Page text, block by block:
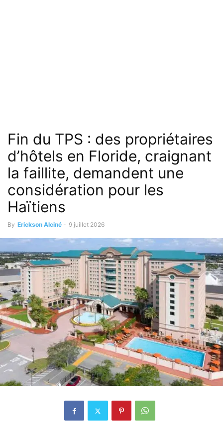
Fin du TPS : des propriétaires
d’hôtels en Floride, craignant
la faillite, demandent une
considération pour les
Haïtiens
By Erickson Alciné - 9 juillet 2026